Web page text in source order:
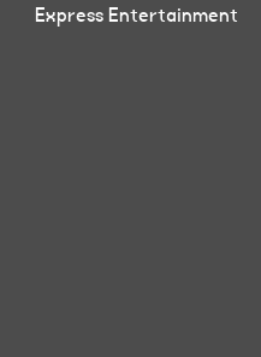
Express Entertainment